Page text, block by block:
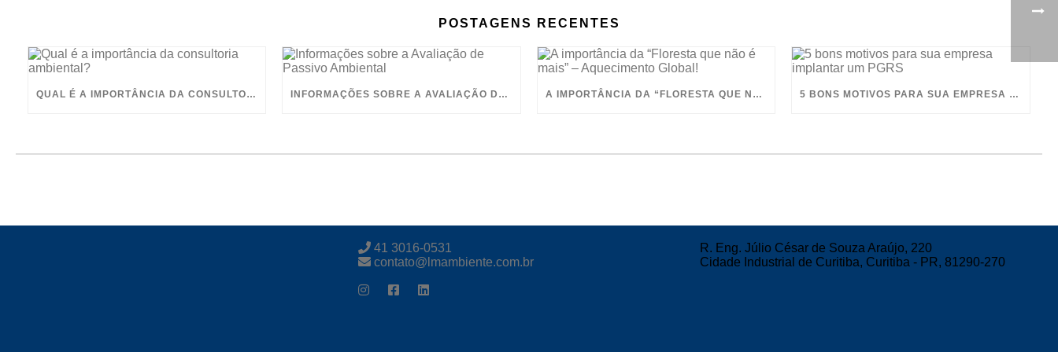
POSTAGENS RECENTES
QUAL É A IMPORTÂNCIA DA CONSULTORIA AMBIENTAL? INFORMAÇÕES SOBRE A AVALIAÇÃO DE PASSIVO AMBIENTAL A IMPORTÂNCIA DA “FLORESTA QUE NÃO É MAIS” – AQUECIMENTO GLOBAL! 5 BONS MOTIVOS PARA SUA EMPRESA IMPLANTAR UM PGRS
41 3016-0531
contato@lmambiente.com.br
R. Eng. Júlio César de Souza Araújo, 220
Cidade Industrial de Curitiba, Curitiba - PR, 81290-270